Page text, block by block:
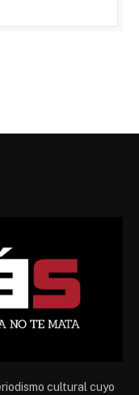
cultural cuyo